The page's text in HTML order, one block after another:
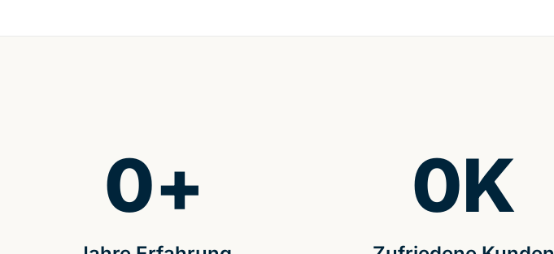
0+ 0K